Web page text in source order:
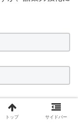
トップ サイドバー